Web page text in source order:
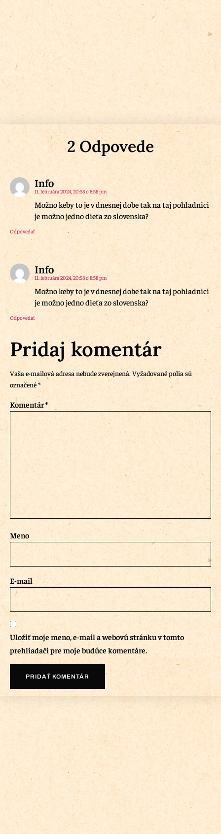
2 Odpovede
Info
11. februára 2024, 20:58 o 8:58 pm
Možno keby to je v dnesnej dobe tak na taj pohladnici
je možno jedno dieťa zo slovenska?
Odpovedať
Info
11. februára 2024, 20:58 o 8:58 pm
Možno keby to je v dnesnej dobe tak na taj pohladnici
je možno jedno dieťa zo slovenska?
Odpovedať
Pridaj komentár
Vaša e-mailová adresa nebude zverejnená.Vyžadované polia sú
označené*
Komentár*
Meno
E-mail
Uložiť moje meno, e-mail a webovú stránku v tomto
prehliadači pre moje budúce komentáre.